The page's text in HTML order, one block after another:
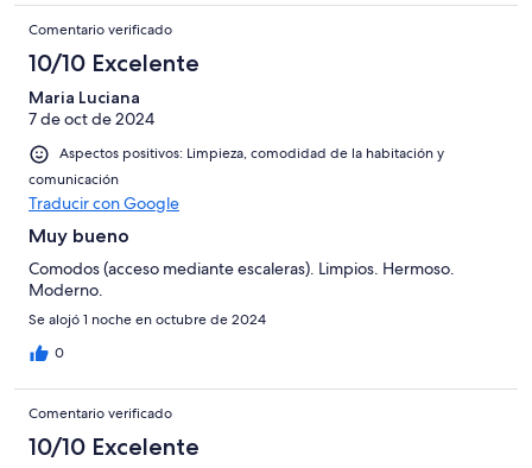
Comentario verificado
10/10 Excelente
Maria Luciana
7 de oct de 2024
Aspectos positivos: Limpieza, comodidad de la habitación y
comunicación
Traducir con Google
Muy bueno
Comodos (acceso mediante escaleras). Limpios. Hermoso.
Moderno.
Se alojó 1 noche en octubre de 2024
0
Comentario verificado
10/10 Excelente